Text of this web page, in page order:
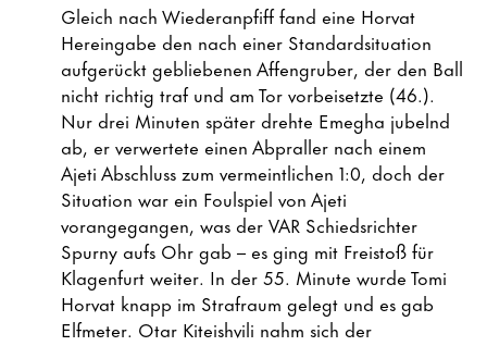
Gleich nach Wiederanpfiff fand eine Horvat
Hereingabe den nach einer Standardsituation
aufgerückt gebliebenen Affengruber, der den Ball
nicht richtig traf und am Tor vorbeisetzte (46.).
Nur drei Minuten später drehte Emegha jubelnd
ab, er verwertete einen Abpraller nach einem
Ajeti Abschluss zum vermeintlichen 1:0, doch der
Situation war ein Foulspiel von Ajeti
vorangegangen, was der VAR Schiedsrichter
Spurny aufs Ohr gab – es ging mit Freistoß für
Klagenfurt weiter. In der 55. Minute wurde Tomi
Horvat knapp im Strafraum gelegt und es gab
Elfmeter. Otar Kiteishvili nahm sich der